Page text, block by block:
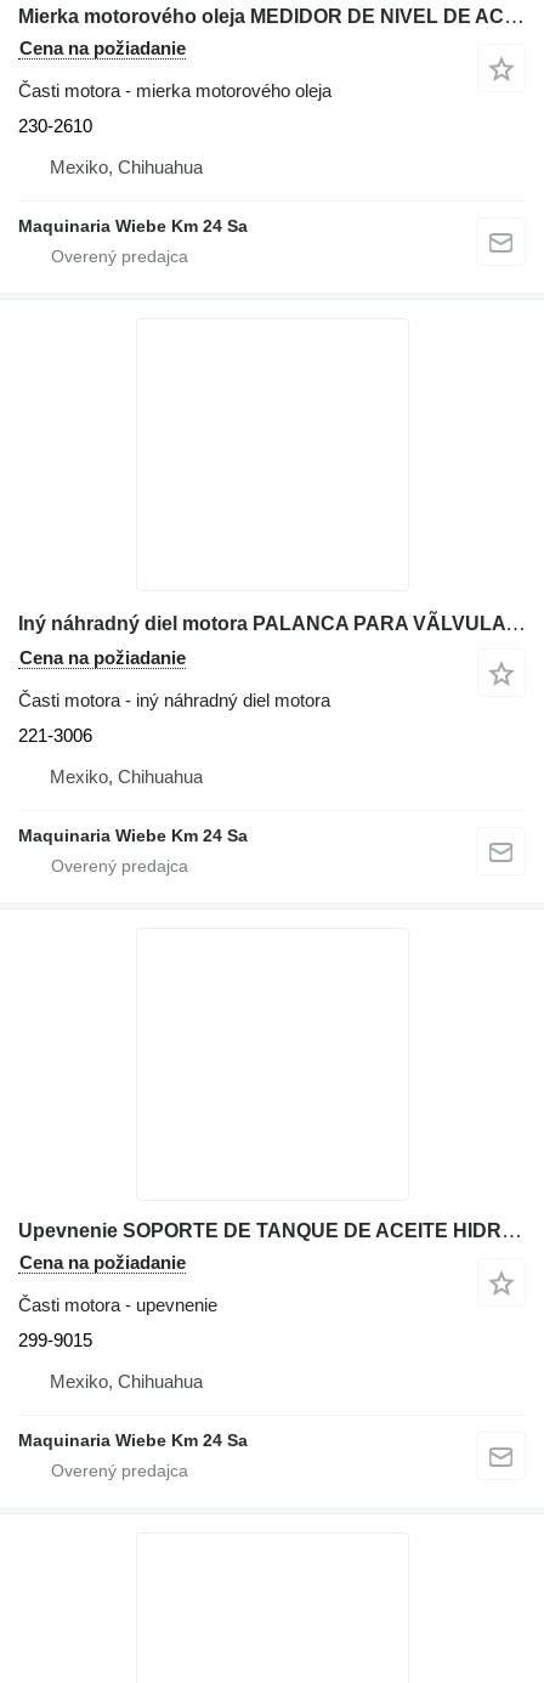
Mierka motorového oleja MEDIDOR DE NIVEL DE ACEITE 230-2610 na rýpadla-nakladača Caterpillar 416E
Cena na požiadanie
Časti motora - mierka motorového oleja
230-2610
Mexiko, Chihuahua
Maquinaria Wiebe Km 24 Sa
Iný náhradný diel motora PALANCA PARA VÃLVULA DE ESTABILIZADORAS 221-3006 na rýpadla-nakladača Caterpillar 416E
Cena na požiadanie
Časti motora - iný náhradný diel motora
221-3006
Mexiko, Chihuahua
Maquinaria Wiebe Km 24 Sa
Upevnenie SOPORTE DE TANQUE DE ACEITE HIDRA 299-9015 na rýpadla-nakladača Caterpillar 416E
Cena na požiadanie
Časti motora - upevnenie
299-9015
Mexiko, Chihuahua
Maquinaria Wiebe Km 24 Sa